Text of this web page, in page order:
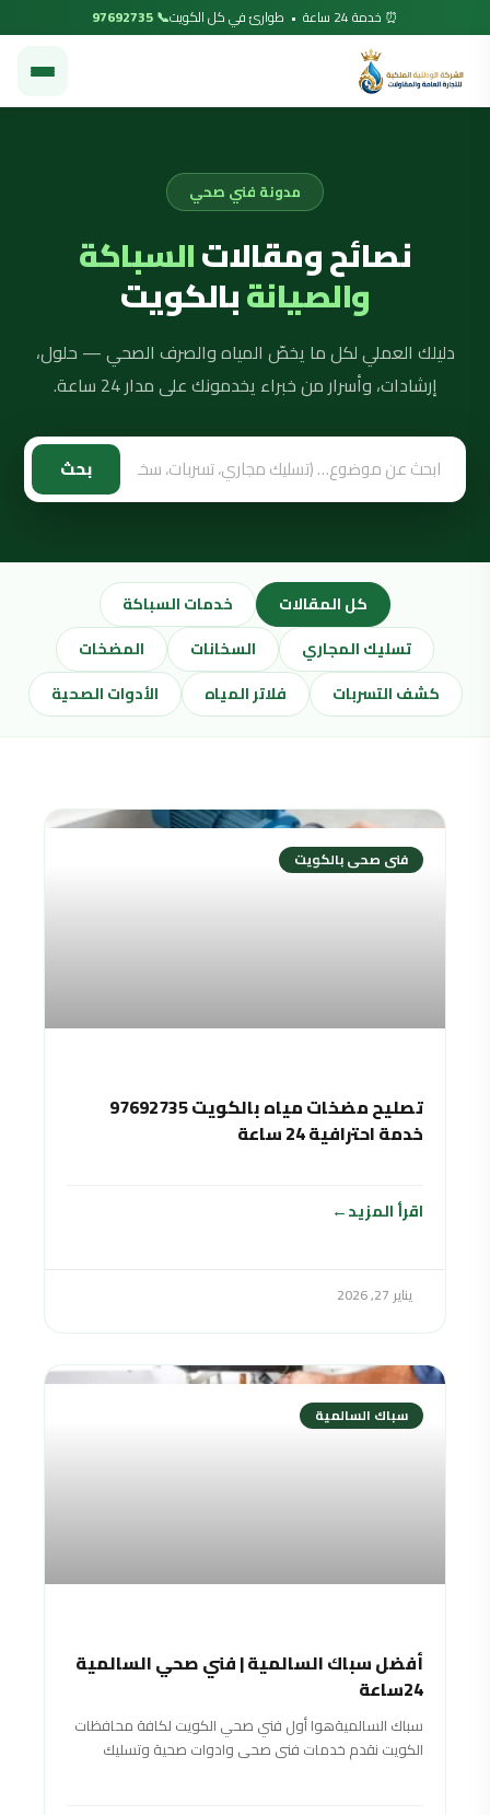
⏰ خدمة 24 ساعة • طوارئ في كل الكويت 📞 97692735
مدونة فني صحي
نصائح ومقالاتالسباكة
والصيانةبالكويت
دليلك العملي لكل ما يخصّ المياه والصرف الصحي — حلول،
إرشادات، وأسرار من خبراء يخدمونك على مدار 24 ساعة.
بحث
كل المقالات
خدمات السباكة
تسليك المجاري
السخانات
المضخات
كشف التسربات
فلاتر المياه الأدوات الصحية
فنى صحى بالكويت
تصليح مضخات مياه بالكويت 97692735
خدمة احترافية 24 ساعة
اقرأ المزيد
يناير 27, 2026
سباك السالمية
أفضل سباك السالمية | فني صحي السالمية
24ساعة
سباك السالميةهوا أول فني صحي الكويت لكافة محافظات
الكويت نقدم خدمات فنى صحى وادوات صحية وتسليك